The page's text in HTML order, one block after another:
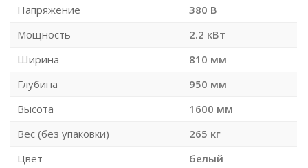
Напряжение
380 В
Мощность
2.2 кВт
Ширина
810 мм
Глубина
950 мм
Высота
1600 мм
Вес (без упаковки)
265 кг
Цвет
белый